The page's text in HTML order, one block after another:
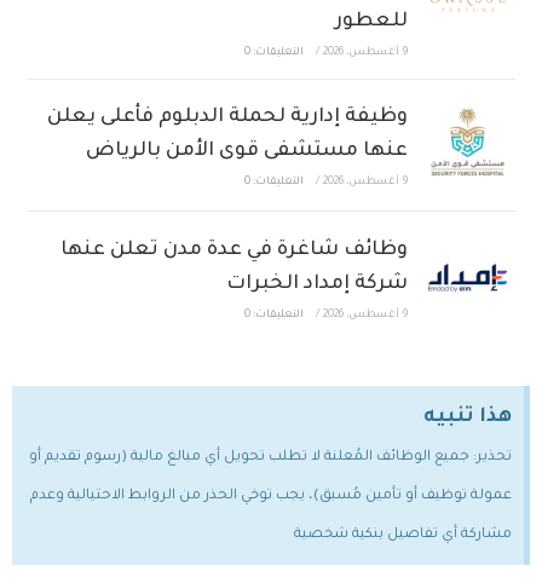
للعطور
9 أغسطس، 2026 / التعليقات: 0
وظيفة إدارية لحملة الدبلوم فأعلى يعلن
عنها مستشفى قوى الأمن بالرياض
9 أغسطس، 2026 / التعليقات: 0
وظائف شاغرة في عدة مدن تعلن عنها
شركة إمداد الخبرات
9 أغسطس، 2026 / التعليقات: 0
هذا تنبيه
تحذير: جميع الوظائف المُعلنة لا تطلب تحويل أي مبالغ مالية (رسوم تقديم أو
عمولة توظيف أو تأمين مُسبق)، يجب توخي الحذر من الروابط الاحتيالية وعدم
مشاركة أي تفاصيل بنكية شخصية